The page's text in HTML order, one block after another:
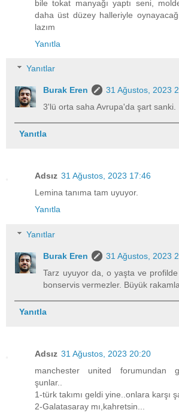
bile tokat manyağı yaptı seni,
daha üst düzey halleriyle
lazım
Yanıtla
Yanıtlar
Burak Eren
31 Ağustos, 2023
3'lü orta saha Avrupa'da şart sanki.
Yanıtla
Adsız 31 Ağustos, 2023 17:46
Lemina tanıma tam uyuyor.
Yanıtla
Yanıtlar
Burak Eren
31 Ağustos, 2023
Tarz uyuyor da, o yaşta ve
bonservis vermezler. Büyük
Yanıtla
Adsız 31 Ağustos, 2023 20:20
manchester united forumundan
şunlar..
1-türk takımı geldi yine..onlara karşı
2-Galatasaray mı,kahretsin...